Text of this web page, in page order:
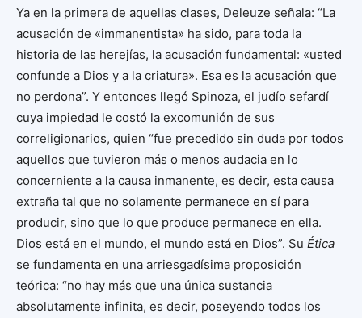
Ya en la primera de aquellas clases, Deleuze señala: “La
acusación de «immanentista» ha sido, para toda la
historia de las herejías, la acusación fundamental: «usted
confunde a Dios y a la criatura». Esa es la acusación que
no perdona”. Y entonces llegó Spinoza, el judío sefardí
cuya impiedad le costó la excomunión de sus
correligionarios, quien “fue precedido sin duda por todos
aquellos que tuvieron más o menos audacia en lo
concerniente a la causa inmanente, es decir, esta causa
extraña tal que no solamente permanece en sí para
producir, sino que lo que produce permanece en ella.
Dios está en el mundo, el mundo está en Dios”. Su Ética
se fundamenta en una arriesgadísima proposición
teórica: “no hay más que una única sustancia
absolutamente infinita, es decir, poseyendo todos los